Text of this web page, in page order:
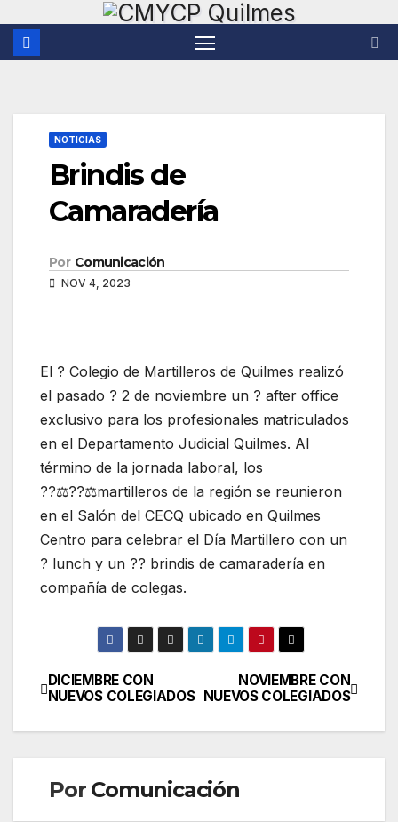
contenido
NOTICIAS
Brindis de
Camaradería
Por Comunicación
NOV 4, 2023
El ?️ Colegio de Martilleros de Quilmes realizó
el pasado ?️ 2 de noviembre un ? after office
exclusivo para los profesionales matriculados
en el Departamento Judicial Quilmes. Al
término de la jornada laboral, los
??‍⚖️??‍⚖️martilleros de la región se reunieron
en el Salón del CECQ ubicado en Quilmes
Centro para celebrar el Día Martillero con un
? lunch y un ?? brindis de camaradería en
compañía de colegas.
Navegación
de
NOVIEMBRE CON
NUEVOS COLEGIADOS
DICIEMBRE CON
NUEVOS COLEGIADOS
Por Comunicación